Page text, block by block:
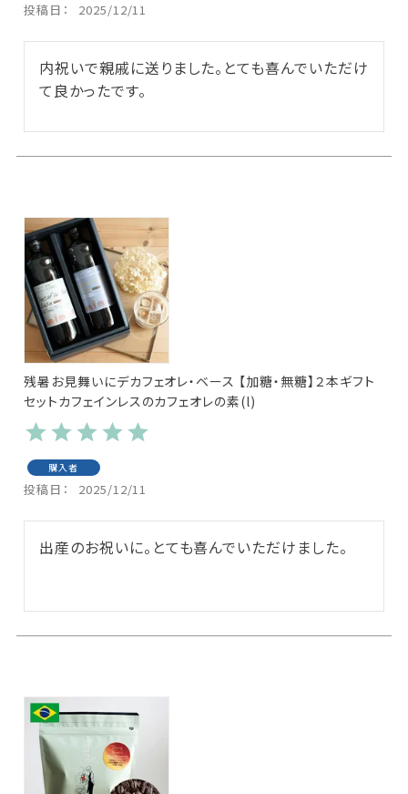
投稿日 2025/12/11
内祝いで親戚に送りました。とても喜んでいただけ
て良かったです。
残暑お見舞いにデカフェオレ・ベース 【加糖・無糖】２本ギフト
セットカフェインレスのカフェオレの素(l)
購入者
投稿日 2025/12/11
出産のお祝いに。とても喜んでいただけました。